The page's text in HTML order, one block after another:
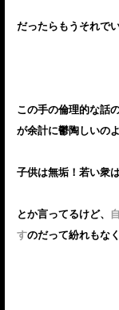
だったらもうそれで
この手の倫理的な話
が余計に鬱陶しいのよ
子供は無垢！若い衆
とか言ってるけど、
すのだって紛れもな